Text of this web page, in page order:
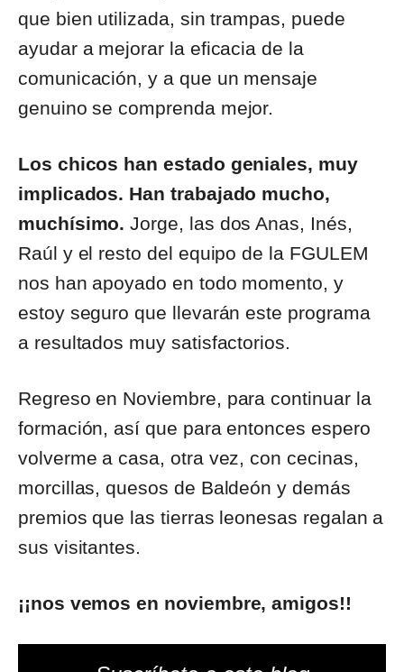
que bien utilizada, sin trampas, puede
ayudar a mejorar la eficacia de la
comunicación, y a que un mensaje
genuino se comprenda mejor.
Los chicos han estado geniales, muy
implicados. Han trabajado mucho,
muchísimo. Jorge, las dos Anas, Inés,
Raúl y el resto del equipo de la FGULEM
nos han apoyado en todo momento, y
estoy seguro que llevarán este programa
a resultados muy satisfactorios.
Regreso en Noviembre, para continuar la
formación, así que para entonces espero
volverme a casa, otra vez, con cecinas,
morcillas, quesos de Baldeón y demás
premios que las tierras leonesas regalan a
sus visitantes.
¡¡nos vemos en noviembre, amigos!!